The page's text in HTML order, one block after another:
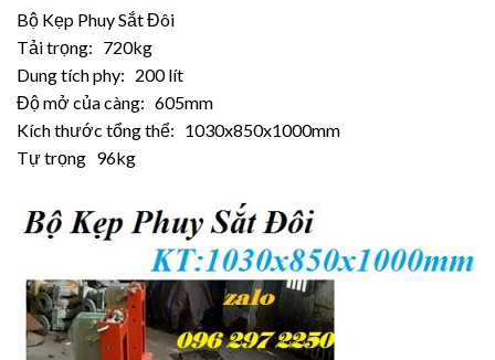
Bộ Kẹp Phuy Sắt Đôi
Tải trọng: 720kg
Dung tích phy: 200 lít
Độ mở của càng: 605mm
Kích thước tổng thể: 1030x850x1000mm
Tự trọng 96kg